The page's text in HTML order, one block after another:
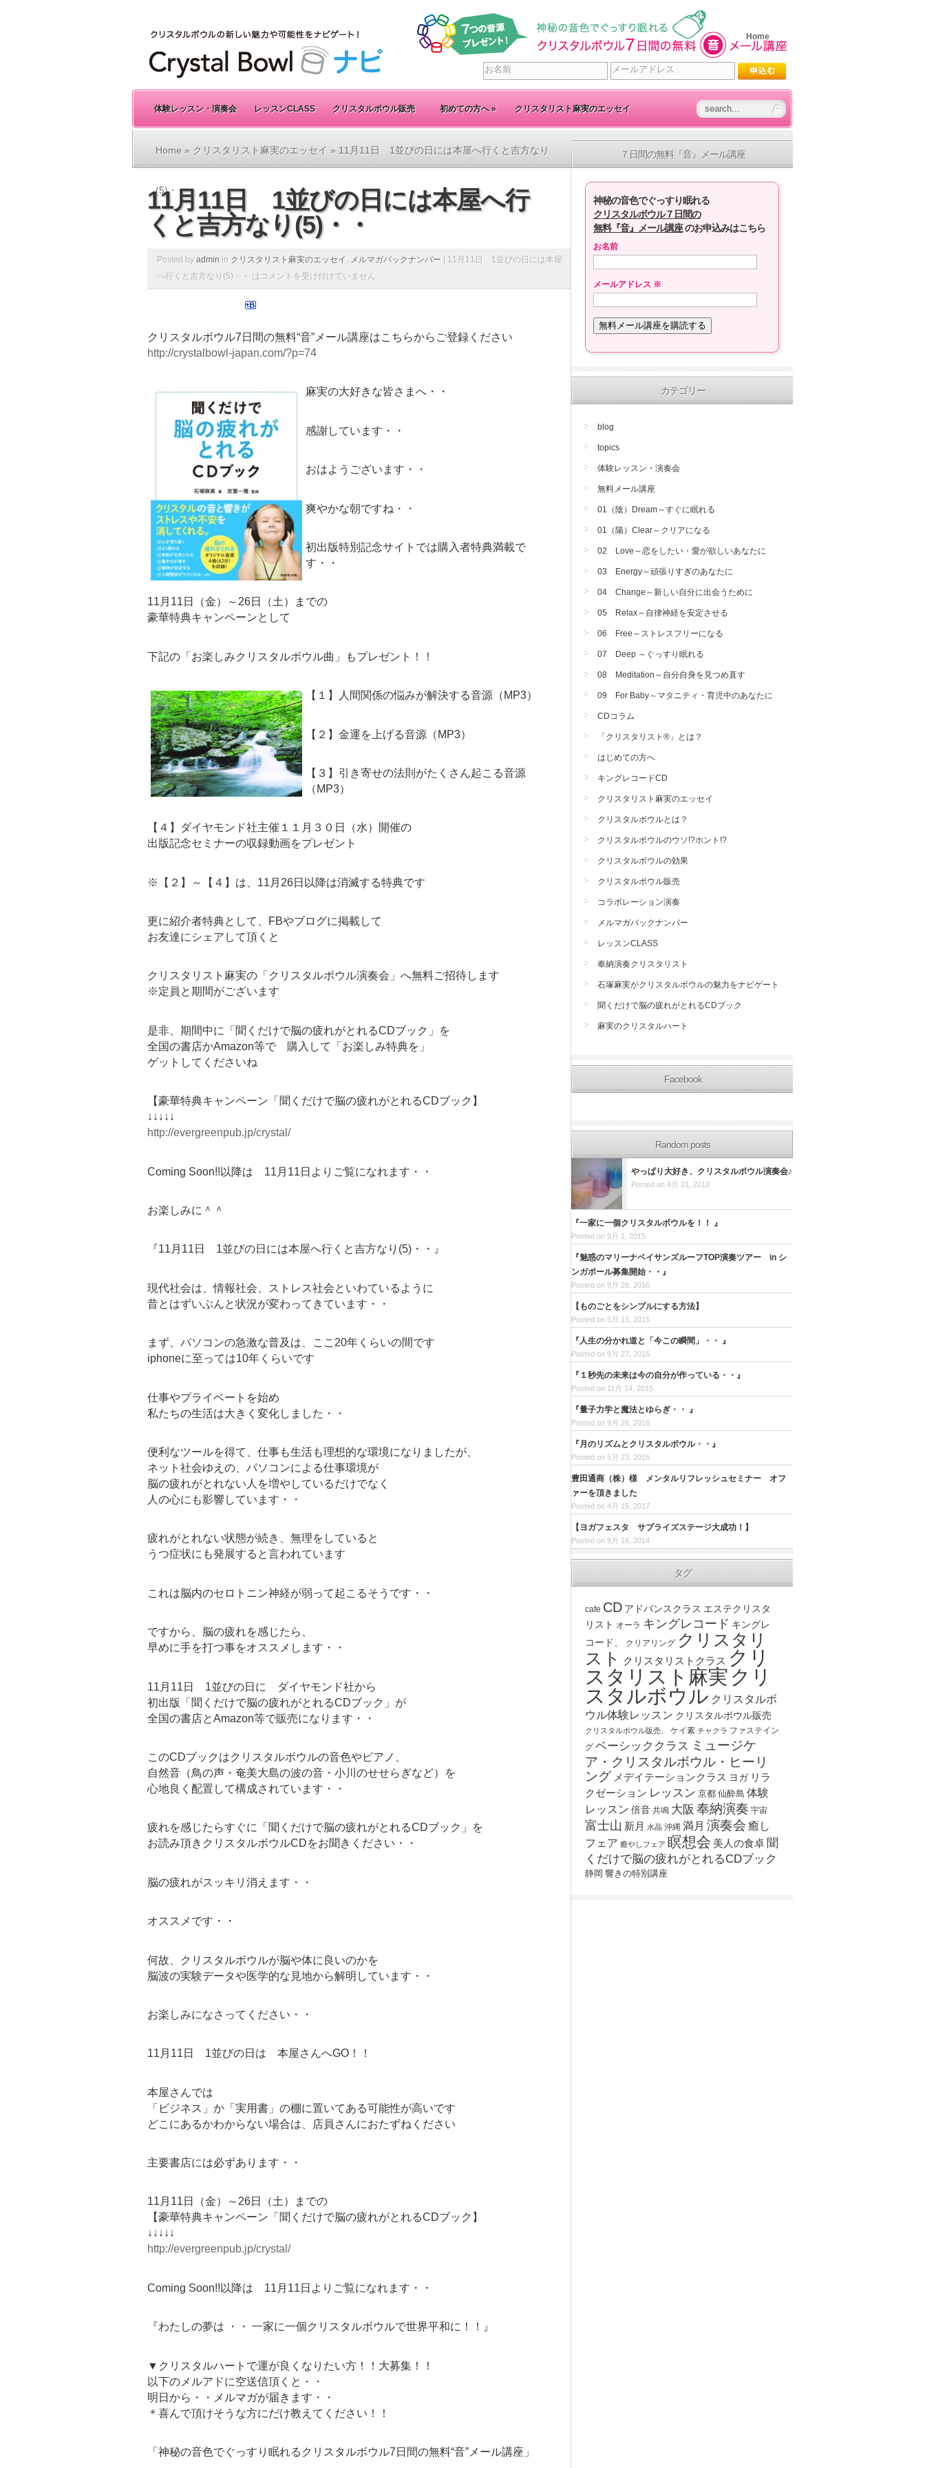
Home
体験レッスン・演奏会 レッスンCLASS クリスタルボウル販売 初めての方へ» クリスタリスト麻実のエッセイ
Home » クリスタリスト麻実のエッセイ » 11月11日 1並びの日には本屋へ行くと吉方なり
(5)・・
11月11日 1並びの日には本屋へ行
くと吉方なり(5)・・
Posted by admin in クリスタリスト麻実のエッセイ , メルマガバックナンバー
11月11日 1並びの日には本屋
へ行くと吉方なり(5)・・ は コメントを受け付けていません
クリスタルボウル7日間の無料“音”メール講座はこちらからご登録ください
http://crystalbowl-japan.com/?p=74
麻実の大好きな皆さまへ・・
感謝しています・・
おはようございます・・
爽やかな朝ですね・・
初出版特別記念サイトでは購入者特典満載で
す・・
11月11日（金）～26日（土）までの
豪華特典キャンペーンとして
下記の「お楽しみクリスタルボウル曲」もプレゼント！！
【１】人間関係の悩みが解決する音源（MP3）
【２】金運を上げる音源（MP3）
【３】引き寄せの法則がたくさん起こる音源
（MP3）
【４】ダイヤモンド社主催１１月３０日（水）開催の
出版記念セミナーの収録動画をプレゼント
※【２】～【４】は、11月26日以降は消滅する特典です
更に紹介者特典として、FBやブログに掲載して
お友達にシェアして頂くと
クリスタリスト麻実の「クリスタルボウル演奏会」へ無料ご招待します
※定員と期間がございます
是非、期間中に「聞くだけで脳の疲れがとれるCDブック」を
全国の書店かAmazon等で 購入して「お楽しみ特典を」
ゲットしてくださいね
【豪華特典キャンペーン「聞くだけで脳の疲れがとれるCDブック】
↓↓↓↓↓
http://evergreenpub.jp/crystal/
Coming Soon!!以降は 11月11日よりご覧になれます・・
お楽しみに＾＾
『11月11日 1並びの日には本屋へ行くと吉方なり(5)・・』
現代社会は、情報社会、ストレス社会といわているように
昔とはずいぶんと状況が変わってきています・・
まず、パソコンの急激な普及は、ここ20年くらいの間です
iphoneに至っては10年くらいです
仕事やプライベートを始め
私たちの生活は大きく変化しました・・
便利なツールを得て、仕事も生活も理想的な環境になりましたが、
ネット社会ゆえの、パソコンによる仕事環境が
脳の疲れがとれない人を増やしているだけでなく
人の心にも影響しています・・
疲れがとれない状態が続き、無理をしていると
うつ症状にも発展すると言われています
これは脳内のセロトニン神経が弱って起こるそうです・・
ですから、脳の疲れを感じたら、
早めに手を打つ事をオススメします・・
11月11日 1並びの日に ダイヤモンド社から
初出版「聞くだけで脳の疲れがとれるCDブック」が
全国の書店とAmazon等で販売になります・・
このCDブックはクリスタルボウルの音色やピアノ、
自然音（鳥の声・奄美大島の波の音・小川のせせらぎなど）を
心地良く配置して構成されています・・
疲れを感じたらすぐに「聞くだけで脳の疲れがとれるCDブック」を
お読み頂きクリスタルボウルCDをお聞きください・・
脳の疲れがスッキリ消えます・・
オススメです・・
何故、クリスタルボウルが脳や体に良いのかを
脳波の実験データや医学的な見地から解明しています・・
お楽しみになさってください・・
11月11日 1並びの日は 本屋さんへGO！！
本屋さんでは
「ビジネス」か「実用書」の棚に置いてある可能性が高いです
どこにあるかわからない場合は、店員さんにおたずねください
主要書店には必ずあります・・
11月11日（金）～26日（土）までの
【豪華特典キャンペーン「聞くだけで脳の疲れがとれるCDブック】
↓↓↓↓↓
http://evergreenpub.jp/crystal/
Coming Soon!!以降は 11月11日よりご覧になれます・・
『わたしの夢は ・・ 一家に一個クリスタルボウルで世界平和に！！』
▼クリスタルハートで運が良くなりたい方！！大募集！！
以下のメルアドに空送信頂くと・・
明日から・・メルマガが届きます・・
＊喜んで頂けそうな方にだけ教えてください！！
「神秘の音色でぐっすり眠れるクリスタルボウル7日間の無料“音”メール講座」
７日間の無料『音』メール講座
神秘の音色でぐっすり眠れる
クリスタルボウル７日間の
無料『音』メール講座のお申込みはこちら
お名前
メールアドレス ※
カテゴリー
blog
topics
体験レッスン・演奏会
無料メール講座
01（陰）Dream～すぐに眠れる
01（陽）Clear～クリアになる
02 Love～恋をしたい・愛が欲しいあなたに
03 Energy～頑張りすぎのあなたに
04 Change～新しい自分に出会うために
05 Relax～自律神経を安定させる
06 Free～ストレスフリーになる
07 Deep ～ぐっすり眠れる
08 Meditation～自分自身を見つめ直す
09 For Baby～マタニティ・育児中のあなたに
CDコラム
「クリスタリスト®」とは？
はじめての方へ
キングレコードCD
クリスタリスト麻実のエッセイ
クリスタルボウルとは？
クリスタルボウルのウソ!?ホント!?
クリスタルボウルの効果
クリスタルボウル販売
コラボレーション演奏
メルマガバックナンバー
レッスンCLASS
奉納演奏クリスタリスト
石塚麻実がクリスタルボウルの魅力をナビゲート
聞くだけで脳の疲れがとれるCDブック
麻実のクリスタルハート
Facebook
Random posts
やっぱり大好き、クリスタルボウル演奏会♪
Posted on 4月 21, 2013
『一家に一個クリスタルボウルを！！ 』
Posted on 9月 1, 2015
『魅惑のマリーナベイサンズルーフTOP演奏ツアー in シ
ンガポール募集開始・・』
Posted on 9月 28, 2016
【ものごとをシンプルにする方法】
Posted on 5月 13, 2015
『人生の分かれ道と「今この瞬間」・・ 』
Posted on 9月 27, 2016
『１秒先の未来は今の自分が作っている・・』
Posted on 11月 14, 2015
『量子力学と魔法とゆらぎ・・ 』
Posted on 9月 26, 2016
『月のリズムとクリスタルボウル・・』
Posted on 5月 23, 2016
豊田通商（株）様 メンタルリフレッシュセミナー オフ
ァーを頂きました
Posted on 4月 15, 2017
【ヨガフェスタ サプライズステージ大成功！】
Posted on 9月 16, 2014
タグ
cafe CD アドバンスクラス エステクリスタ
リスト オーラ キングレコード キングレ
コード、
クリアリング クリスタリ
スト
クリスタリストクラス クリ
スタリスト麻実 クリ
スタルボウル クリスタルボ
ウル体験レッスン クリスタルボウル販売
クリスタルボウル販売、 ケイ素 チャクラ ファステイン
グ ベーシッククラス ミュージケ
ア・クリスタルボウル・ヒーリ
ング メデイテーションクラス ヨガ リラ
クゼーション レッスン 京都 仙酔島 体験
レッスン 倍音 共鳴 大阪 奉納演奏 宇宙
富士山 新月 水晶 沖縄 満月 演奏会 癒し
フェア 癒やしフェア 瞑想会 美人の食卓 聞
くだけで脳の疲れがとれるCDブック
静岡 響きの特別講座